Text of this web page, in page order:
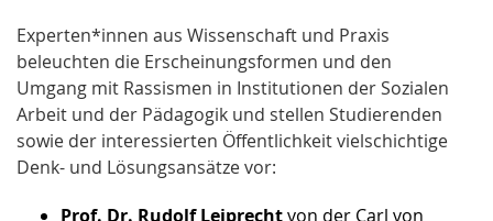
Experten*innen aus Wissenschaft und Praxis
beleuchten die Erscheinungsformen und den
Umgang mit Rassismen in Institutionen der Sozialen
Arbeit und der Pädagogik und stellen Studierenden
sowie der interessierten Öffentlichkeit vielschichtige
Denk- und Lösungsansätze vor:
Prof. Dr. Rudolf Leiprechtvon der Carl von